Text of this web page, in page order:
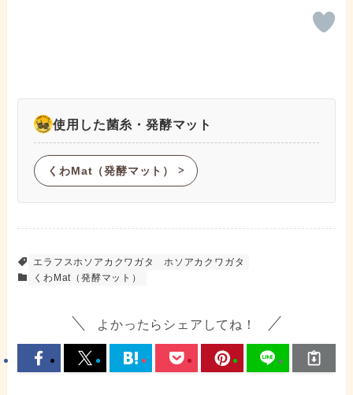
使用した菌糸・発酵マット
くわMat（発酵マット） ᐳ
エラフスホソアカクワガタ
ホソアカクワガタ
くわMat（発酵マット）
よかったらシェアしてね！